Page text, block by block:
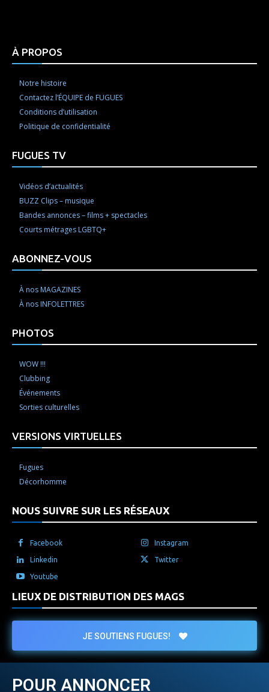
À PROPOS
Notre histoire
Contactez l’ÉQUIPE de FUGUES
Conditions d’utilisation
Politique de confidentialité
FUGUES TV
Vidéos d’actualités
BUZZ Clips – musique
Bandes annonces – films + spectacles
Courts métrages LGBTQ+
ABONNEZ-VOUS
À nos MAGAZINES
À nos INFOLETTRES
PHOTOS
WOW !!!
Clubbing
Événements
Sorties culturelles
VERSIONS VIRTUELLES
Fugues
Décorhomme
NOUS SUIVRE SUR LES RÉSEAUX
Facebook Instagram
Linkedin Twitter
Youtube
LIEUX DE DISTRIBUTION DES MAGS
JE SOUTIENS FUGUES!
POUR ANNONCER